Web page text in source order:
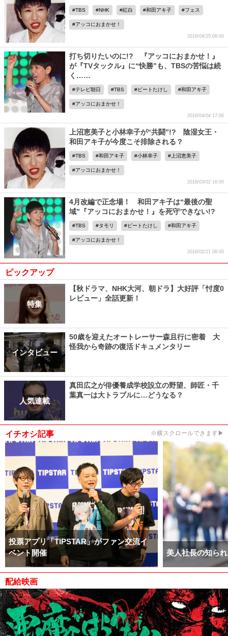
TBS NHK 紅白 和田アキ子 フェス
アッコにおまかせ！
2016/04/25 08:00
打ち切りたいのに!? 『アッコにおまかせ！』
が『TVタックル』に“快勝”も、TBSの苦悩は続
く……
テレビ朝日 TBS ビートたけし 和田アキ子
アッコにおまかせ！
2016/04/04 17:00
上沼恵美子と小林幸子が“共闘”!? 陰湿女王・
和田アキ子が今度こそ排除される？
TBS 和田アキ子 小林幸子 上沼恵美子
アッコにおまかせ！
2016/03/02 16:00
4月改編で正念場！ 和田アキ子は“最後の聖
域”『アッコにおまかせ！』を死守できない!?
TBS タモリ ビートたけし 和田アキ子
アッコにおまかせ！
2016/02/21 08:00
ピックアップ
特集
【秋ドラマ、NHK大河、朝ドラ】大好評「忖度0
レビュー」全話更新！
インタビュー
50歳を迎えたオートレーサー森且行に密着 大
怪我から奇跡の復活ドキュメンタリー
人気連載
真田広之が俳優養成学校設立の野望、師匠・千
葉真一は大トラブルに…どうなる？
イチオシ記事 ※横スクロールできます▶
投票アプリ「TIPSTAR」がファン交流イ
ベント開催
美人社長の知ら
配給映画